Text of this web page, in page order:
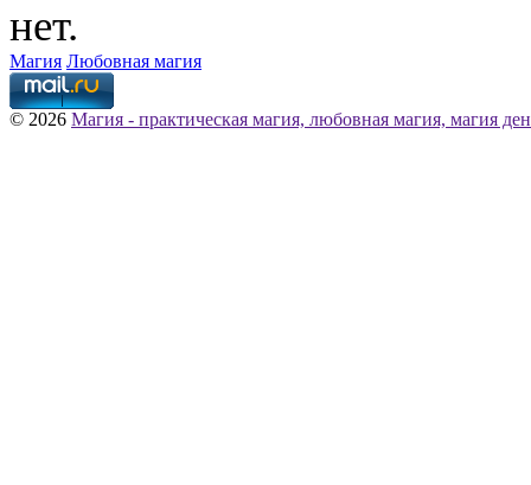
нет.
Магия Любовная магия
© 2026 Магия - практическая магия, любовная магия, магия